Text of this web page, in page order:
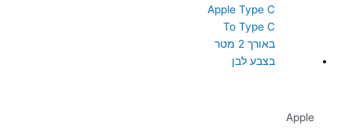
Apple